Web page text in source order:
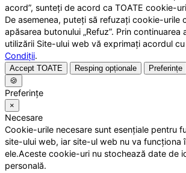
acord”, sunteți de acord ca TOATE cookie-
De asemenea, puteți să refuzați cookie-urile
apăsarea butonului „Refuz”. Prin continuarea
utilizării Site-ului web vă exprimați acordul
Condiții.
Accept TOATE Resping opționale
Preferințe
🍪
Preferințe
×
Necesare
Cookie-urile necesare sunt esențiale pentru
site-ului web, iar site-ul web nu va funcționa
ele.Aceste cookie-uri nu stochează date de
personală.